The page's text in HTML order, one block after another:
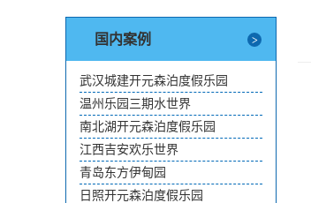
国内案例
武汉城建开元森泊度假乐园
温州乐园三期水世界
南北湖开元森泊度假乐园
江西吉安欢乐世界
青岛东方伊甸园
日照开元森泊度假乐园